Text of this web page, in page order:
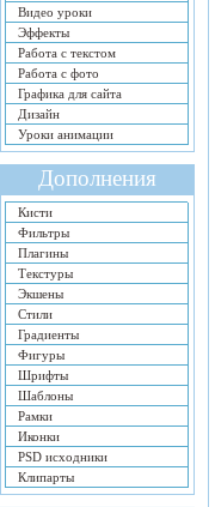
Видео уроки
Эффекты
Работа с текстом
Работа с фото
Графика для сайта
Дизайн
Уроки анимации
Дополнения
Кисти
Фильтры
Плагины
Текстуры
Экшены
Стили
Градиенты
Фигуры
Шрифты
Шаблоны
Рамки
Иконки
PSD исходники
Клипарты